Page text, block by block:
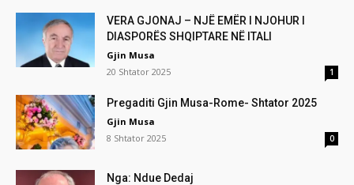
VERA GJONAJ – NJË EMËR I NJOHUR I
DIASPORËS SHQIPTARE NË ITALI
Gjin Musa
20 Shtator 2025
1
Pregaditi Gjin Musa-Rome- Shtator 2025
Gjin Musa
8 Shtator 2025
0
Nga: Ndue Dedaj